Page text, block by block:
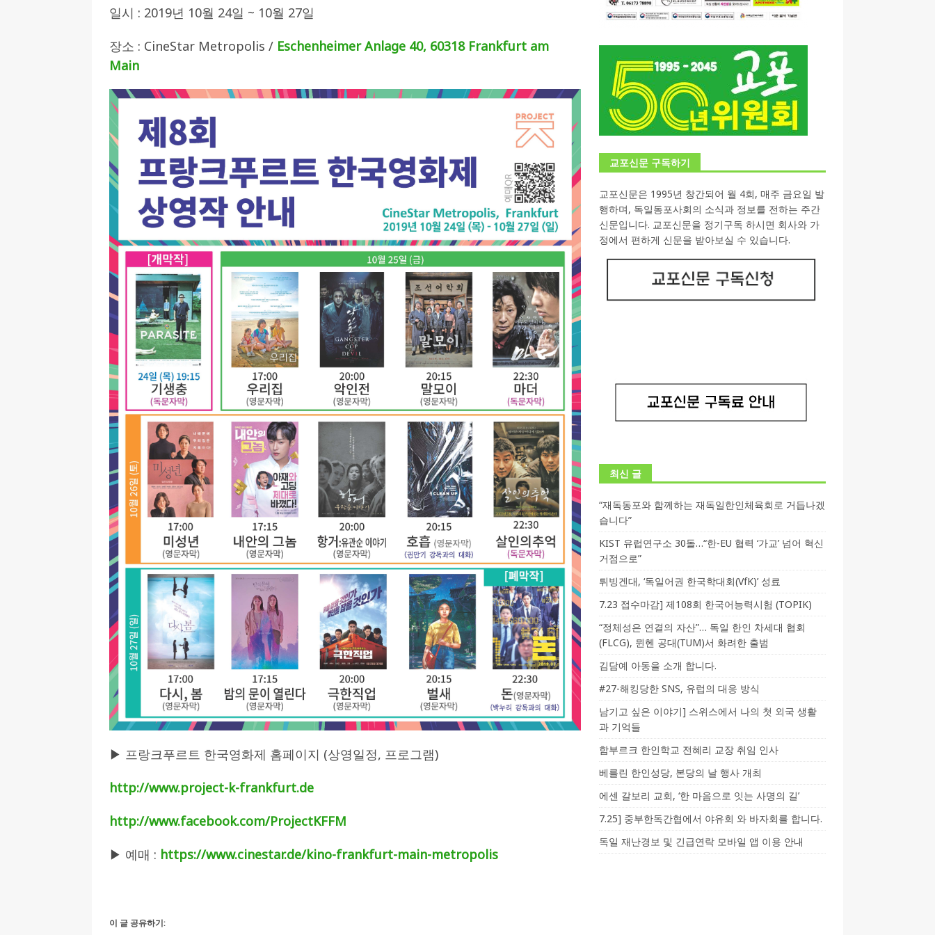
[ 2026-07-27 ] 튀빙겐대, ‘독일어권 한국학대회(VfK)’ 성료
[ 2026-07-20 ] 7.23 접수마감] 제108회 한국어능력시험 (TOPIK)
게시판 / 행사 / 알림
인소식
[ 2026-07-20 ]
[ 2022-03-20 ]
일시 : 2019년 10월 24일 ~ 10월 27일
장소 : CineStar Metropolis / Eschenheimer Anlage 40, 60318 Frankfurt am
Main
▶ 프랑크푸르트 한국영화제 홈페이지 (상영일정, 프로그램)
http://www.project-k-frankfurt.de
http://www.facebook.com/ProjectKFFM
▶ 예매 : https://www.cinestar.de/kino-frankfurt-main-metropolis
이 글 공유하기:
교포신문 구독하기
교포신문은 1995년 창간되어 월 4회, 매주 금요일 발
행하며, 독일동포사회의 소식과 정보를 전하는 주간
신문입니다. 교포신문을 정기구독 하시면 회사와 가
정에서 편하게 신문을 받아보실 수 있습니다.
최신 글
“재독동포와 함께하는 재독일한인체육회로 거듭나겠
습니다”
KIST 유럽연구소 30돌…“한-EU 협력 ‘가교’ 넘어 혁신
거점으로”
튀빙겐대, ‘독일어권 한국학대회(VfK)’ 성료
7.23 접수마감] 제108회 한국어능력시험 (TOPIK)
“정체성은 연결의 자산”… 독일 한인 차세대 협회
(FLCG), 뮌헨 공대(TUM)서 화려한 출범
김담예 아동을 소개 합니다.
#27-해킹당한 SNS, 유럽의 대응 방식
남기고 싶은 이야기] 스위스에서 나의 첫 외국 생활
과 기억들
함부르크 한인학교 전혜리 교장 취임 인사
베를린 한인성당, 본당의 날 행사 개최
에센 갈보리 교회, ‘한 마음으로 잇는 사명의 길’
7.25] 중부한독간협에서 야유회 와 바자회를 합니다.
독일 재난경보 및 긴급연락 모바일 앱 이용 안내